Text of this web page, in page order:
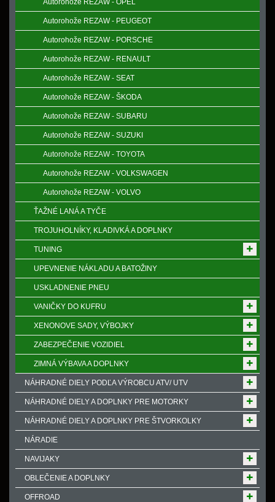
Autorohože REZAW - OPEL
Autorohože REZAW - PEUGEOT
Autorohože REZAW - PORSCHE
Autorohože REZAW - RENAULT
Autorohože REZAW - SEAT
Autorohože REZAW - ŠKODA
Autorohože REZAW - SUBARU
Autorohože REZAW - SUZUKI
Autorohože REZAW - TOYOTA
Autorohože REZAW - VOLKSWAGEN
Autorohože REZAW - VOLVO
ŤAŽNÉ LANÁ A TYČE
TROJUHOLNÍKY, KLADIVKÁ A DOPLNKY
TUNING
UPEVNENIE NÁKLADU A BATOŽINY
USKLADNENIE PNEU
VANIČKY DO KUFRU
XENONOVE SADY, VÝBOJKY
ZABEZPEČENIE VOZIDIEL
ZIMNÁ VÝBAVA A DOPLNKY
NÁHRADNÉ DIELY PODĽA VÝROBCU ATV/ UTV
NÁHRADNÉ DIELY A DOPLNKY PRE MOTORKY
NÁHRADNÉ DIELY A DOPLNKY PRE ŠTVORKOLKY
NÁRADIE
NAVIJAKY
OBLEČENIE A DOPLNKY
OFFROAD